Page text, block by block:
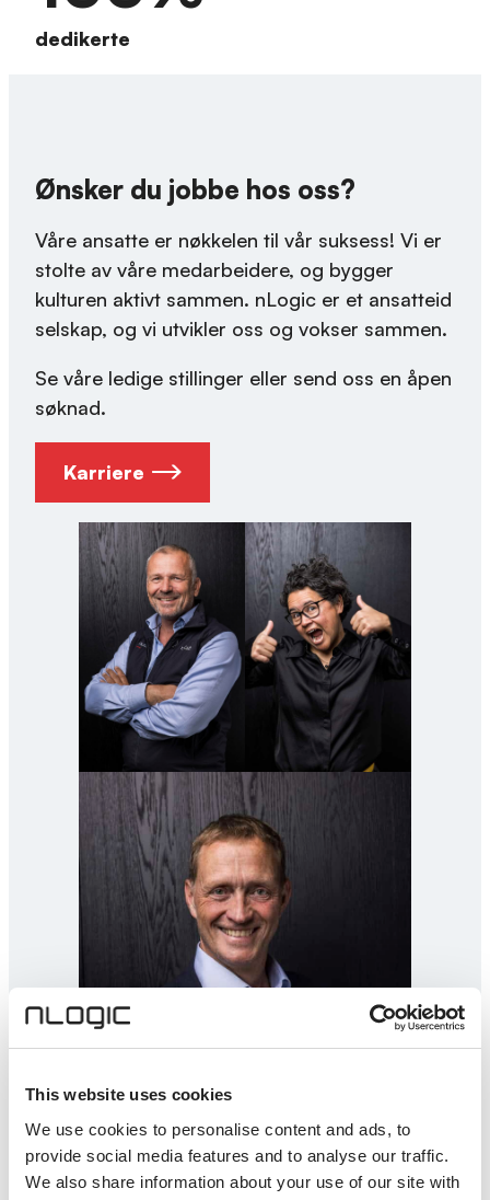
This website uses cookies
We use cookies to personalise content and ads, to
provide social media features and to analyse our traffic.
We also share information about your use of our site with
dedikerte
Ønsker du jobbe hos oss?
Våre ansatte er nøkkelen til vår suksess! Vi er
stolte av våre medarbeidere, og bygger
kulturen aktivt sammen. nLogic er et ansatteid
selskap, og vi utvikler oss og vokser sammen.​
Se våre ledige stillinger eller send oss en åpen
søknad.
Karriere